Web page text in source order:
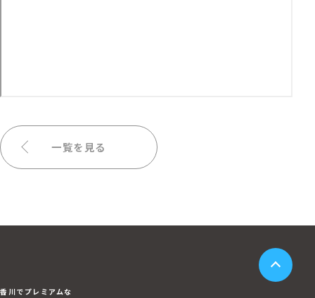
一覧を見る
香川でプレミアムな